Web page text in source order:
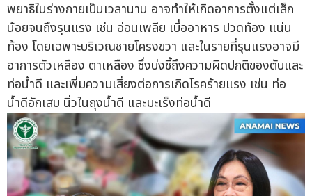
พยาธิในร่างกายเป็นเวลานาน อาจทำให้เกิดอาการตั้งแต่เล็ก
น้อยจนถึงรุนแรง เช่น อ่อนเพลีย เบื่ออาหาร ปวดท้อง แน่น
ท้อง โดยเฉพาะบริเวณชายโครงขวา และในรายที่รุนแรงอาจมี
อาการตัวเหลือง ตาเหลือง ซึ่งบ่งชี้ถึงความผิดปกติของตับและ
ท่อน้ำดี และเพิ่มความเสี่ยงต่อการเกิดโรคร้ายแรง เช่น ท่อ
น้ำดีอักเสบ นิ่วในถุงน้ำดี และมะเร็งท่อน้ำดี